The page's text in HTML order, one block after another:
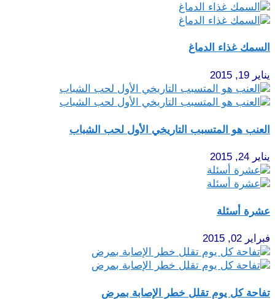
السمك غذاء الدماغ
يناير 19, 2015
العنب هو المتسبب التاريخي الأول لحب الشباب
يناير 24, 2015
عشرة أسئلة
فبراير 02, 2015
تفاحة كل يوم تقلل خطر الإصابة بمرض